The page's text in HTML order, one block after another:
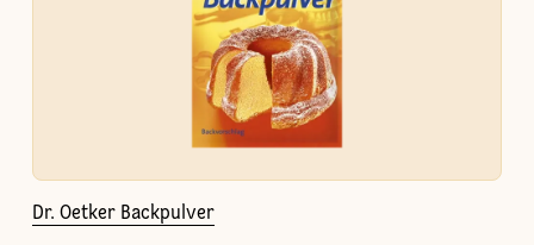
Dr. Oetker Backpulver